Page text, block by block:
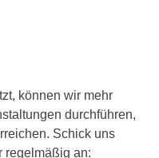
können wir mehr
durchführen,
Schick uns
regelmäßig an: